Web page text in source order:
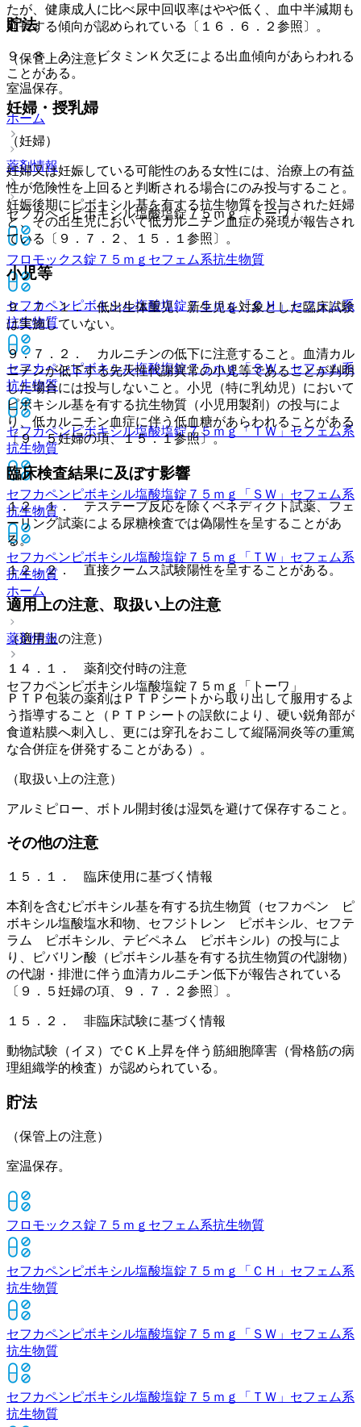
貯法
（保管上の注意）
室温保存。
ホーム
薬剤情報
セフカペンピボキシル塩酸塩錠７５ｍｇ「トーワ」
フロモックス錠７５ｍｇ セフェム系抗生物質
セフカペンピボキシル塩酸塩錠７５ｍｇ「ＣＨ」 セフェム系
抗生物質
セフカペンピボキシル塩酸塩錠７５ｍｇ「ＳＷ」セフェム系
抗生物質
セフカペンピボキシル塩酸塩錠７５ｍｇ「ＴＷ」 セフェム系
抗生物質
セフカペンピボキシル塩酸塩錠７５ｍｇ「ＳＷ」 セフェム系
抗生物質
セフカペンピボキシル塩酸塩錠７５ｍｇ「ＴＷ」 セフェム系
抗生物質
ホーム
薬剤情報
セフカペンピボキシル塩酸塩錠７５ｍｇ「トーワ」
たが、健康成人に比べ尿中回収率はやや低く、血中半減期も
延長する傾向が認められている〔１６．６．２参照〕。
９．８．２． ビタミンＫ欠乏による出血傾向があらわれる
ことがある。
妊婦・授乳婦
（妊婦）
妊婦又は妊娠している可能性のある女性には、治療上の有益
性が危険性を上回ると判断される場合にのみ投与すること。
妊娠後期にピボキシル基を有する抗生物質を投与された妊婦
と、その出生児において低カルニチン血症の発現が報告され
ている〔９．７．２、１５．１参照〕。
小児等
９．７．１． 低出生体重児、新生児を対象とした臨床試験
は実施していない。
９．７．２． カルニチンの低下に注意すること。血清カル
ニチンが低下する先天性代謝異常の小児等であることが判明
した場合には投与しないこと。小児（特に乳幼児）において
ピボキシル基を有する抗生物質（小児用製剤）の投与によ
り、低カルニチン血症に伴う低血糖があらわれることがある
〔９．５妊婦の項、１５．１参照〕。
臨床検査結果に及ぼす影響
１２．１． テステープ反応を除くベネディクト試薬、フェ
ーリング試薬による尿糖検査では偽陽性を呈することがあ
る。
１２．２． 直接クームス試験陽性を呈することがある。
適用上の注意、取扱い上の注意
（適用上の注意）
１４．１． 薬剤交付時の注意
ＰＴＰ包装の薬剤はＰＴＰシートから取り出して服用するよ
う指導すること（ＰＴＰシートの誤飲により、硬い鋭角部が
食道粘膜へ刺入し、更には穿孔をおこして縦隔洞炎等の重篤
な合併症を併発することがある）。
（取扱い上の注意）
アルミピロー、ボトル開封後は湿気を避けて保存すること。
その他の注意
１５．１． 臨床使用に基づく情報
本剤を含むピボキシル基を有する抗生物質（セフカペン ピ
ボキシル塩酸塩水和物、セフジトレン ピボキシル、セフテ
ラム ピボキシル、テビペネム ピボキシル）の投与によ
り、ピバリン酸（ピボキシル基を有する抗生物質の代謝物）
の代謝・排泄に伴う血清カルニチン低下が報告されている
〔９．５妊婦の項、９．７．２参照〕。
１５．２． 非臨床試験に基づく情報
動物試験（イヌ）でＣＫ上昇を伴う筋細胞障害（骨格筋の病
理組織学的検査）が認められている。
貯法
（保管上の注意）
室温保存。
フロモックス錠７５ｍｇ セフェム系抗生物質
セフカペンピボキシル塩酸塩錠７５ｍｇ「ＣＨ」 セフェム系
抗生物質
セフカペンピボキシル塩酸塩錠７５ｍｇ「ＳＷ」 セフェム系
抗生物質
セフカペンピボキシル塩酸塩錠７５ｍｇ「ＴＷ」 セフェム系
抗生物質